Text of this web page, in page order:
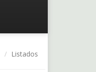
Listados